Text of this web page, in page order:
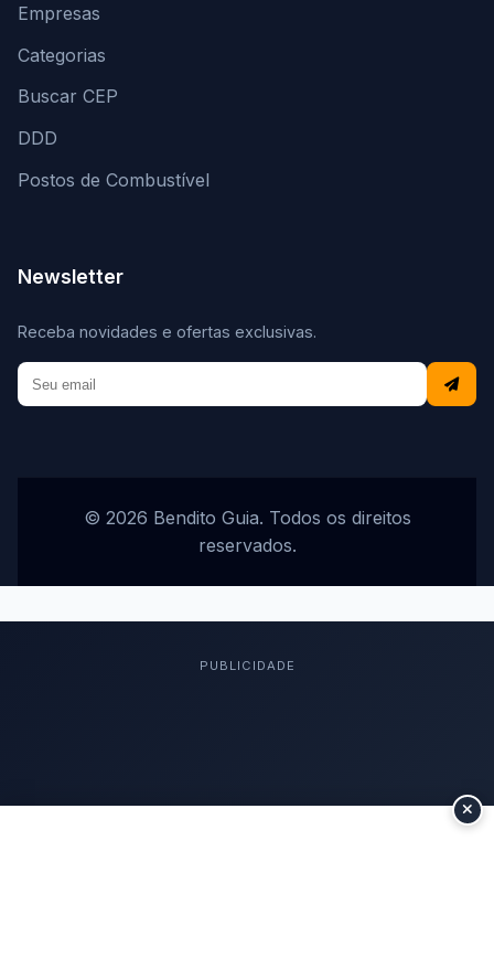
Empresas
Categorias
Buscar CEP
DDD
Postos de Combustível
Newsletter
Receba novidades e ofertas exclusivas.
© 2026 Bendito Guia. Todos os direitos
reservados.